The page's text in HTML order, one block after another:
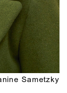
Sametzky